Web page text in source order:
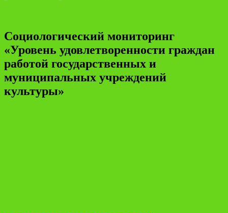
Социологический мониторинг
«Уровень удовлетворенности граждан
работой государственных и
муниципальных учреждений
культуры»